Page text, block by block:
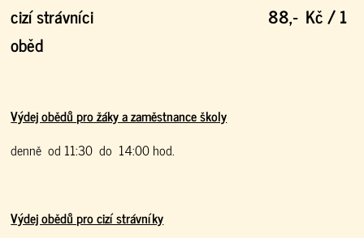
cizí strávníci 88,- Kč / 1
oběd
Výdej obědů pro žáky a zaměstnance školy
denně od 11:30 do 14:00 hod.
Výdej obědů pro cizí strávníky